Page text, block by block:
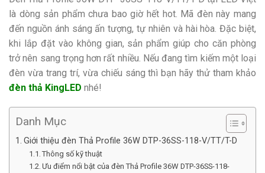
là dòng sản phẩm chưa bao giờ hết hot. Mã đèn này mang
đến nguồn ánh sáng ấn tượng, tự nhiên và hài hòa. Đặc biệt,
khi lắp đặt vào không gian, sản phẩm giúp cho căn phòng
trở nên sang trọng hơn rất nhiều. Nếu đang tìm kiếm một loại
đèn vừa trang trí, vừa chiếu sáng thì bạn hãy thử tham khảo
đèn thả KingLED nhé!
Danh Mục
Giới thiệu đèn Thả Profile 36W DTP-36SS-118-V/TT/T-D
Thông số kỹ thuật
Ưu điểm nổi bật của đèn Thả Profile 36W DTP-36SS-118-